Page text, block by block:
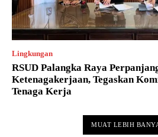
Lingkungan
RSUD Palangka Raya
Ketenagakerjaan, Tegaskan
Tenaga Kerja
MUAT LEBIH